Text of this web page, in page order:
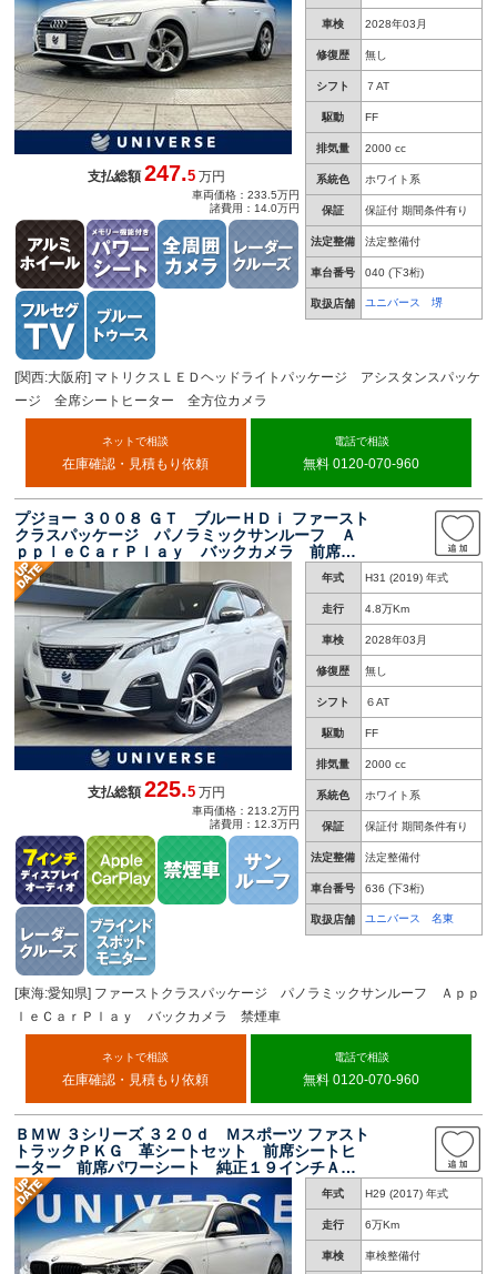
車検 2028年03月
修復歴 無し
シフト ７AT
駆動 FF
排気量 2000 cc
系統色 ホワイト系
保証 保証付 期間条件有り
法定整備 法定整備付
車台番号 040 (下3桁)
取扱店舗 ユニバース 堺
支払総額247.5 万円
車両価格：233.5万円
諸費用：14.0万円
[関西:大阪府] マトリクスＬＥＤヘッドライトパッケージ アシスタンスパッケ
ージ 全席シートヒーター 全方位カメラ
ネットで相談
在庫確認・見積もり依頼
電話で相談
無料 0120-070-960
プジョー ３００８ ＧＴ ブルーＨＤｉ ファースト
クラスパッケージ パノラミックサンルーフ Ａ
ｐｐｌｅＣａｒＰｌａｙ バックカメラ 前席シ
ートヒーター メモリー付パワーシート レーダ
ークルーズコントロール パワーバックドア Ｌ
ＥＤヘッド
年式 H31 (2019) 年式
走行 4.8万Km
車検 2028年03月
修復歴 無し
シフト ６AT
駆動 FF
排気量 2000 cc
系統色 ホワイト系
保証 保証付 期間条件有り
法定整備 法定整備付
車台番号 636 (下3桁)
取扱店舗 ユニバース 名東
支払総額225.5 万円
車両価格：213.2万円
諸費用：12.3万円
[東海:愛知県] ファーストクラスパッケージ パノラミックサンルーフ Ａｐｐ
ｌｅＣａｒＰｌａｙ バックカメラ 禁煙車
ネットで相談
在庫確認・見積もり依頼
電話で相談
無料 0120-070-960
ＢＭＷ ３シリーズ ３２０ｄ Ｍスポーツ ファスト
トラックＰＫＧ 革シートセット 前席シートヒ
ーター 前席パワーシート 純正１９インチＡ
Ｗ Ｍスポーツサスペンション デュアルオート
エアコン ＬＥＤヘッドランプ 純正ナビ バッ
クカメラ 禁煙車
年式 H29 (2017) 年式
走行 6万Km
車検 車検整備付